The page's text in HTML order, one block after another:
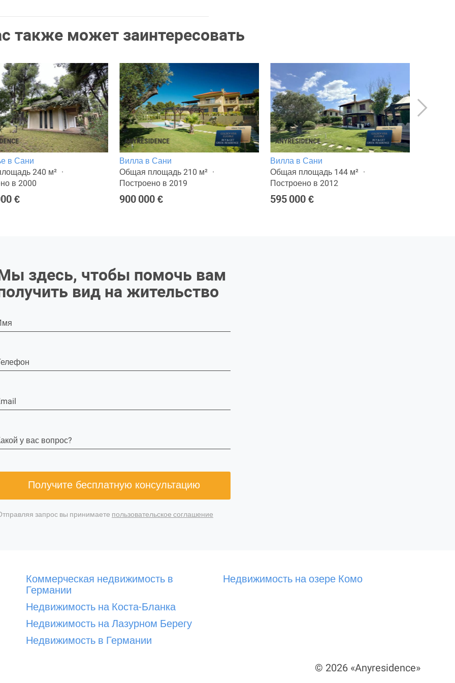
также может заинтересовать
в Сани
240 м²
в 2000
€
Вилла в Сани
Общая площадь 210 м²
Построено в 2019
900 000 €
Вилла в Сани
Общая площадь 144 м²
Построено в 2012
595 000 €
здесь, чтобы помочь вам
вид на жительство
у вас вопрос?
Получите бесплатную консультацию
запрос вы принимаете пользовательское соглашение
Коммерческая недвижимость в
Германии
Недвижимость на Коста-Бланка
Недвижимость на Лазурном Берегу
Недвижимость в Германии
Недвижимость на озере Комо
© 2026 «Anyresidence»